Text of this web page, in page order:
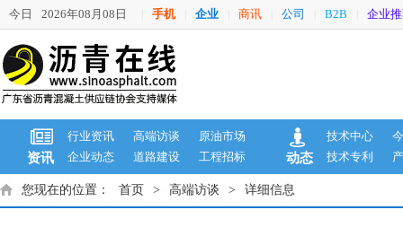
今日 2026年08月08日 手机 企业 商讯 公司 B2B 企业
资讯
行业资讯 高端访谈
原油市场
企业动态
道路建设 工程招标 动态
技术中心
技术专利
您现在的位置： 首页 > 高端访谈 > 详细信息